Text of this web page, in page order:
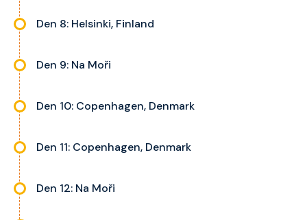
Den 8: Helsinki, Finland
Den 9: Na Moři
Den 10: Copenhagen, Denmark
Den 11: Copenhagen, Denmark
Den 12: Na Moři